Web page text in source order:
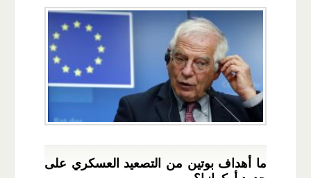
ما أهداف بوتين من التصعيد العسكري على